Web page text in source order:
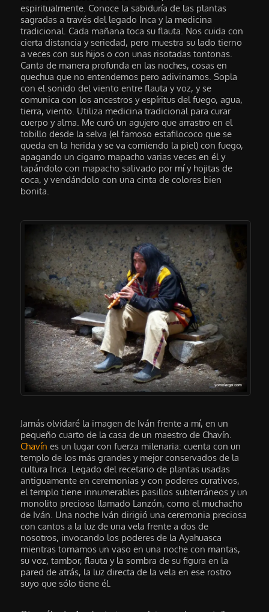
espiritualmente. Conoce la sabiduría de las plantas
sagradas a través del legado Inca y la medicina
tradicional. Cada mañana toca su flauta. Nos cuida con
cierta distancia y seriedad, pero muestra su lado tierno
a veces con sus hijos o con unas risotadas tontonas.
Canta de manera profunda en las noches, cosas en
quechua que no entendemos pero adivinamos. Sopla
con el sonido del viento entre flauta y voz, y se
comunica con los ancestros y espíritus del fuego, agua,
tierra, viento. Utiliza medicina tradicional para curar
cuerpo y alma. Me curó un agujero que arrastro en el
tobillo desde la selva (el famoso estafilococo que se
queda en la herida y se va comiendo la piel) con fuego,
apagando un cigarro mapacho varias veces en él y
tapándolo con mapacho salivado por mí y hojitas de
coca, y vendándolo con una cinta de colores bien
bonita.
Jamás olvidaré la imagen de Iván frente a mí, en un
pequeño cuarto de la casa de un maestro de Chavín.
Chavínes un lugar con fuerza milenaria: cuenta con un
templo de los más grandes y mejor conservados de la
cultura Inca. Legado del recetario de plantas usadas
antiguamente en ceremonias y con poderes curativos,
el templo tiene innumerables pasillos subterráneos y un
monolito precioso llamado Lanzón, como el muchacho
de Iván. Una noche Iván dirigió una ceremonia preciosa
con cantos a la luz de una vela frente a dos de
nosotros, invocando los poderes de la Ayahuasca
mientras tomamos un vaso en una noche con mantas,
su voz, tambor, flauta y la sombra de su figura en la
pared de atrás, la luz directa de la vela en ese rostro
suyo que sólo tiene él.